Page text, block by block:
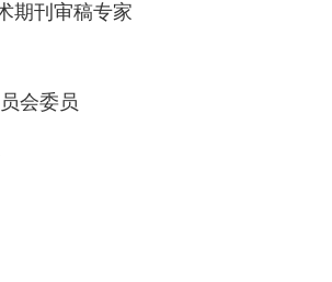
期刊审稿专家
会委员